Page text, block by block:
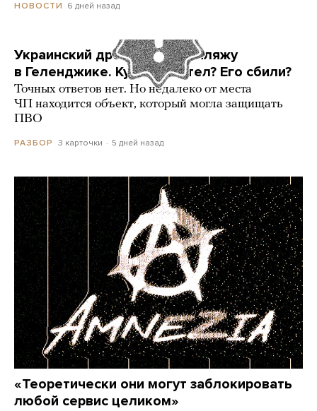
НОВОСТИ 6 дней назад
Украинский дрон попал по пляжу
в Геленджике. Куда он летел? Его сбили?
Точных ответов нет. Но недалеко от места
ЧП находится объект, который могла защищать
ПВО
РАЗБОР 3 карточки 5 дней назад
«Теоретически они могут заблокировать
любой сервис целиком»